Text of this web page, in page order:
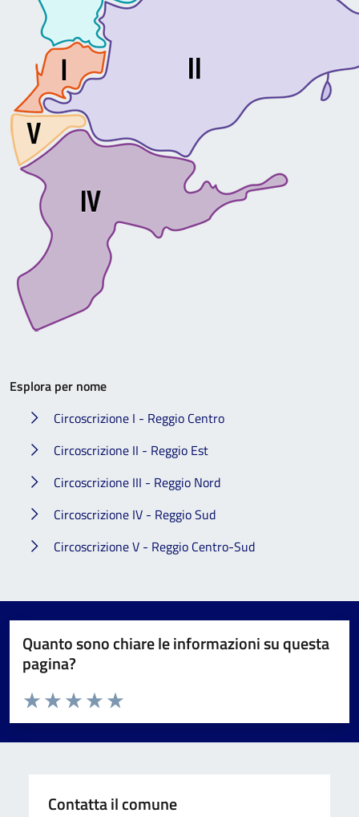
Esplora per nome
Circoscrizione I - Reggio Centro
Circoscrizione II - Reggio Est
Circoscrizione III - Reggio Nord
Circoscrizione IV - Reggio Sud
Circoscrizione V - Reggio Centro-Sud
Quanto sono chiare le informazioni su questa
pagina?
Valuta da 1 a 5 stelle la pagina
Valuta 5 stelle su 5
Valuta 4 stelle su 5
Valuta 3 stelle su 5
Valuta 2 stelle su 5
Valuta 1 stelle su 5
Contatta il comune